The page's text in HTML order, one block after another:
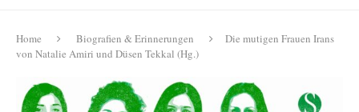
Home Biografien & Erinnerungen
Die mutigen Frauen Irans
von Natalie Amiri und Düsen Tekkal (Hg.)